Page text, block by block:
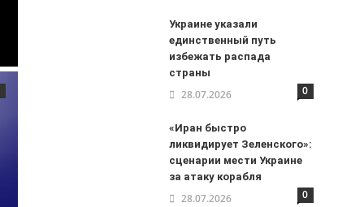
Украине указали
единственный путь
избежать распада
страны
28.07.2026 0
«Иран быстро
ликвидирует Зеленского»:
сценарии мести Украине
за атаку корабля
28.07.2026 0